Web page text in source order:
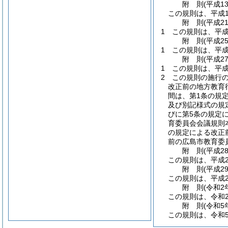
附 則(平成
この規則は、平
附 則(平成
1
この規則は、平
附 則(平成
1
この規則は、平
附 則(平成
1
この規則は、平
2
この規則の施行
改正前の地方教育
間は、第1条の規
及び別記様式の規
びに第5条の規定
育委員会会議規則
の規定による改正
前の広島市教育委
附 則(平成
この規則は、平
附 則(平成
この規則は、平
附 則(令和2
この規則は、令
附 則(令和5
この規則は、令